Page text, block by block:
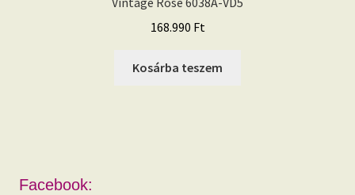
168.990 Ft
Kosárba teszem
Facebook: